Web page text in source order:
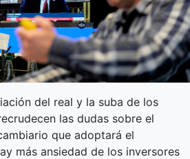
del real y la suba de los
las dudas sobre el
que adoptará el
más ansiedad de los inversores